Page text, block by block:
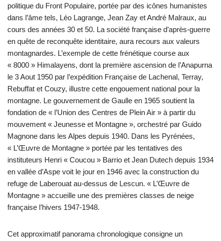
politique du Front Populaire, portée par des icônes humanistes
dans l’âme tels, Léo Lagrange, Jean Zay et André Malraux, au
cours des années 30 et 50. La société française d’après-guerre
en quête de reconquête identitaire, aura recours aux valeurs
montagnardes. L’exemple de cette frénétique course aux
« 8000 » Himalayens, dont la première ascension de l’Anapurna
le 3 Aout 1950 par l’expédition Française de Lachenal, Terray,
Rebuffat et Couzy, illustre cette engouement national pour la
montagne. Le gouvernement de Gaulle en 1965 soutient la
fondation de « l’Union des Centres de Plein Air » à partir du
mouvement « Jeunesse et Montagne », orchestré par Guido
Magnone dans les Alpes depuis 1940. Dans les Pyrénées,
« L’Œuvre de Montagne » portée par les tentatives des
instituteurs Henri « Coucou » Barrio et Jean Dutech depuis 1934
en vallée d’Aspe voit le jour en 1946 avec la construction du
refuge de Laberouat au-dessus de Lescun. « L’Œuvre de
Montagne » accueille une des premières classes de neige
française l’hivers 1947-1948.
Cet approximatif panorama chronologique consigne un